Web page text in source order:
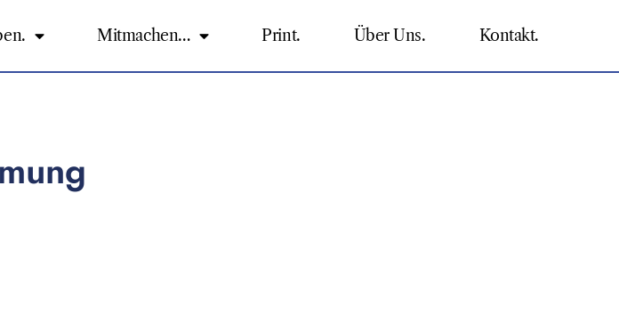
Mitmachen… Print. Über Uns. Kontakt.